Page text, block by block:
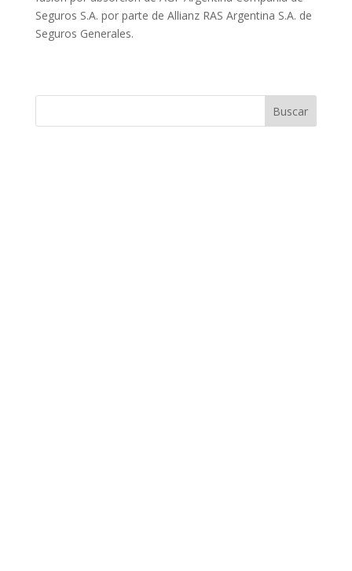
Seguros S.A. por parte de Allianz RAS Argentina S.A. de
Seguros Generales.